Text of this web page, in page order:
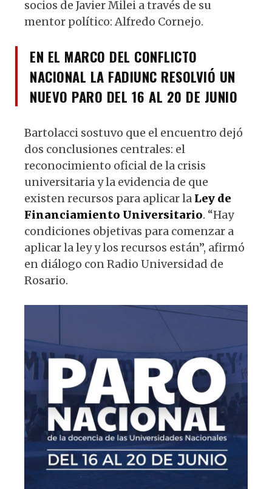
socios de Javier Milei a través de su
mentor político: Alfredo Cornejo.
EN EL MARCO DEL CONFLICTO
NACIONAL LA FADIUNC RESOLVIÓ UN
NUEVO PARO DEL 16 AL 20 DE JUNIO
Bartolacci sostuvo que el encuentro dejó
dos conclusiones centrales: el
reconocimiento oficial de la crisis
universitaria y la evidencia de que
existen recursos para aplicar la Ley de
Financiamiento Universitario. “Hay
condiciones objetivas para comenzar a
aplicar la ley y los recursos están”, afirmó
en diálogo con Radio Universidad de
Rosario.